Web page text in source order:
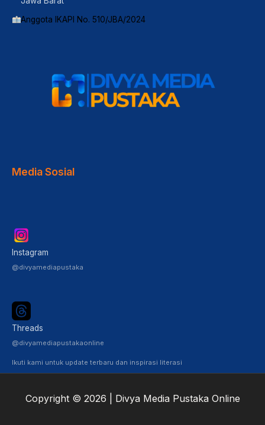
Anggota IKAPI No. 510/JBA/2024
Media Sosial
Instagram
@divyamediapustaka
Threads
@divyamediapustakaonline
Ikuti kami untuk update terbaru dan inspirasi literasi
Copyright © 2026 | Divya Media Pustaka Online